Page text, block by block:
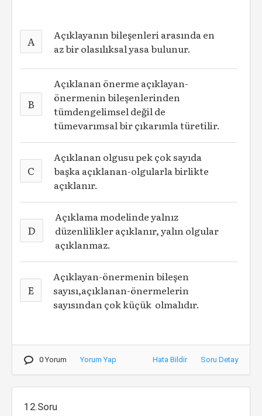
A
Açıklayanın bileşenleri arasında en
az bir olasılıksal yasa bulunur.
B
Açıklanan önerme açıklayan-
önermenin bileşenlerinden
tümdengelimsel değil de
tümevarımsal bir çıkarımla türetilir.
C
Açıklanan olgusu pek çok sayıda
başka açıklanan-olgularla birlikte
açıklanır.
D
Açıklama modelinde yalnız
düzenlilikler açıklanır, yalın olgular
açıklanmaz.
E
Açıklayan-önermenin bileşen
sayısı,açıklanan-önermelerin
sayısından çok küçük olmalıdır.
0 Yorum Yorum Yap Hata Bildir Soru Detay
12.Soru